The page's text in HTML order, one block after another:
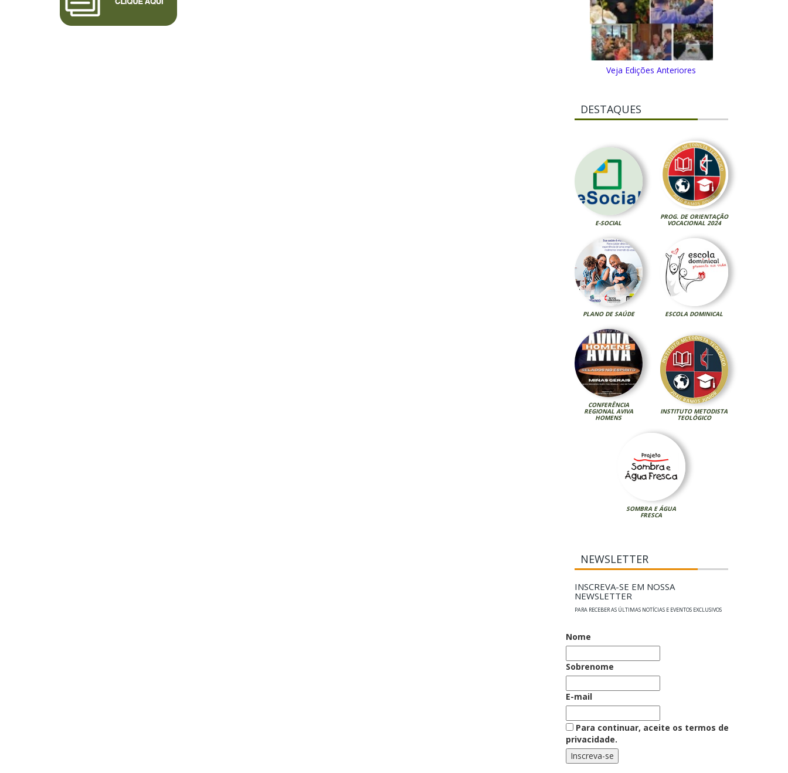
Veja Edições Anteriores
DESTAQUES
E-SOCIAL
PROG. DE ORIENTAÇÃO
VOCACIONAL 2024
PLANO DE SAÚDE ESCOLA DOMINICAL
CONFERÊNCIA
REGIONAL AVIVA
HOMENS
INSTITUTO METODISTA
TEOLÓGICO
SOMBRA E ÁGUA
FRESCA
NEWSLETTER
INSCREVA-SE EM NOSSA
NEWSLETTER
PARA RECEBER AS ÚLTIMAS NOTÍCIAS E EVENTOS EXCLUSIVOS
Nome
Sobrenome
E-mail
Para continuar, aceite os termos de
privacidade.